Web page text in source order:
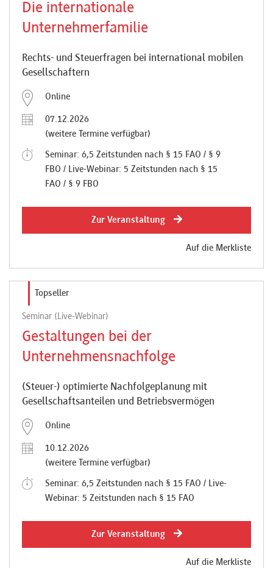
Die internationale
Unternehmerfamilie
Rechts- und Steuerfragen bei international mobilen
Gesellschaftern
Online
07.12.2026
(weitere Termine verfügbar)
Seminar: 6,5 Zeitstunden nach § 15 FAO / § 9
FBO / Live-Webinar: 5 Zeitstunden nach § 15
FAO / § 9 FBO
Zur Veranstaltung
Auf die Merkliste
Topseller
Seminar (Live-Webinar)
Gestaltungen bei der
Unternehmensnachfolge
(Steuer-) optimierte Nachfolgeplanung mit
Gesellschaftsanteilen und Betriebsvermögen
Online
10.12.2026
(weitere Termine verfügbar)
Seminar: 6,5 Zeitstunden nach § 15 FAO / Live-
Webinar: 5 Zeitstunden nach § 15 FAO
Zur Veranstaltung
Auf die Merkliste